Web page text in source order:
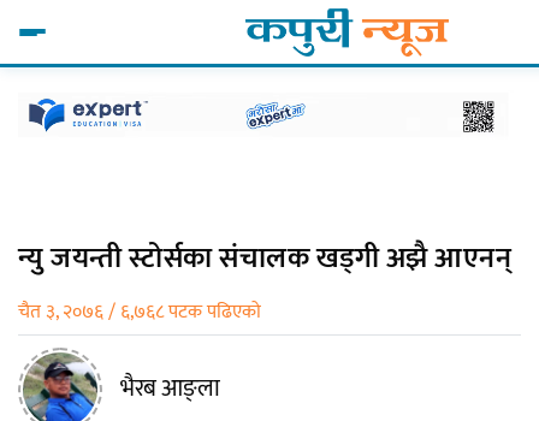
न्यु जयन्ती स्टोर्सका संचालक खड्गी अझै आएनन्
चैत ३, २०७६ / ६,७६८ पटक पढिएको
भैरब आङ्ला